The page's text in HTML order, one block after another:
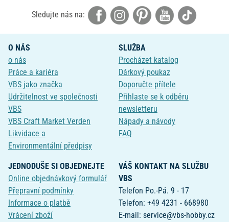
Sledujte nás na:
O NÁS
o nás
Práce a kariéra
VBS jako značka
Udržitelnost ve společnosti
VBS
VBS Craft Market Verden
Likvidace a
Environmentální předpisy
SLUŽBA
Procházet katalog
Dárkový poukaz
Doporučte přítele
Přihlaste se k odběru
newsletteru
Nápady a návody
FAQ
JEDNODUŠE SI OBJEDNEJTE
Online objednávkový formulář
Přepravní podmínky
Informace o platbě
Vrácení zboží
VÁŠ KONTAKT NA SLUŽBU
VBS
Telefon Po.-Pá. 9 - 17
Telefon: +49 4231 - 668980
E-mail: service@vbs-hobby.cz